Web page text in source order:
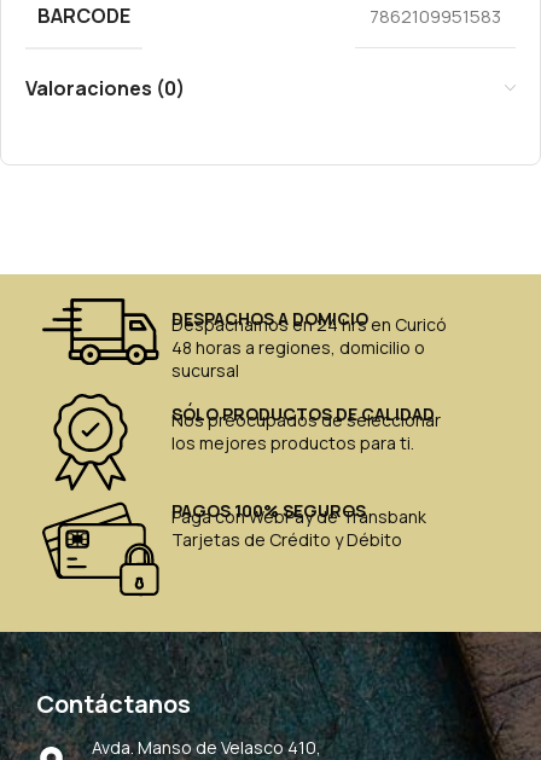
BARCODE 7862109951583
Valoraciones (0)
DESPACHOS A DOMICIO
Despachamos en 24 hrs en Curicó
48 horas a regiones, domicilio o
sucursal
SÓLO PRODUCTOS DE CALIDAD
Nos preocupados de seleccionar
los mejores productos para ti.
PAGOS 100% SEGUROS
Paga con WebPay de Transbank
Tarjetas de Crédito y Débito
Contáctanos
Avda. Manso de Velasco 410,